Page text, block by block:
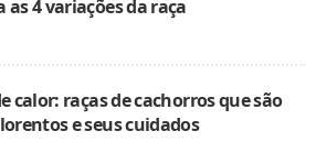
as 4 variações da raça
calor: raças de cachorros que são
e seus cuidados